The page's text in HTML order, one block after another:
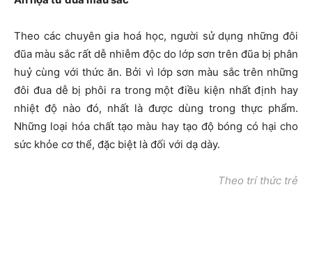
Theo các chuyên gia hoá học, người sử dụng những đôi
đũa màu sắc rất dễ nhiễm độc do lớp sơn trên đũa bị phân
huỷ cùng với thức ăn. Bởi vì lớp sơn màu sắc trên những
đôi đua dễ bị phôi ra trong một điều kiện nhất định hay
nhiệt độ nào đó, nhất là được dùng trong thực phẩm.
Những loại hóa chất tạo màu hay tạo độ bóng có hại cho
sức khỏe cơ thể, đặc biệt là đối với dạ dày.
Theo trí thức trẻ